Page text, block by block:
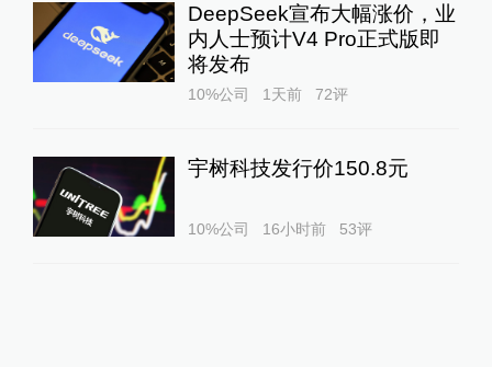
DeepSeek宣布大幅涨价，业
内人士预计V4 Pro正式版即
将发布
10%公司 1天前 72评
宇树科技发行价150.8元
10%公司 16小时前 53评